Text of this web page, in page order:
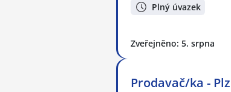
Plný úvazek
Zveřejněno: 5. srpna
Prodavač/ka -